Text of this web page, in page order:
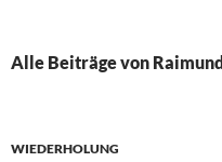
Alle Beiträge von Raimund
WIEDERHOLUNG